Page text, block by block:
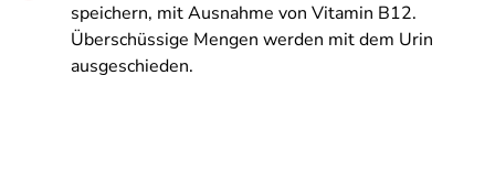
speichern, mit Ausnahme von Vitamin B12.
Überschüssige Mengen werden mit dem Urin
ausgeschieden.